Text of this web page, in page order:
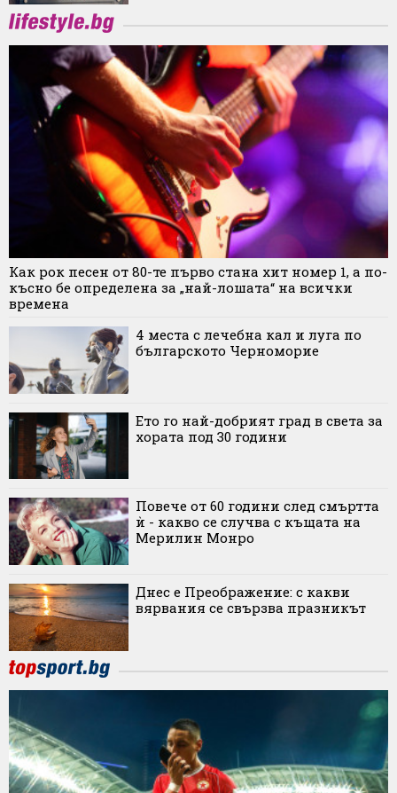
Как рок песен от 80-те първо стана хит номер 1, а по-
късно бе определена за „най-лошата“ на всички
времена
4 места с лечебна кал и луга по
българското Черноморие
Ето го най-добрият град в света за
хората под 30 години
Повече от 60 години след смъртта
ѝ - какво се случва с къщата на
Мерилин Монро
Днес е Преображение: с какви
вярвания се свързва празникът